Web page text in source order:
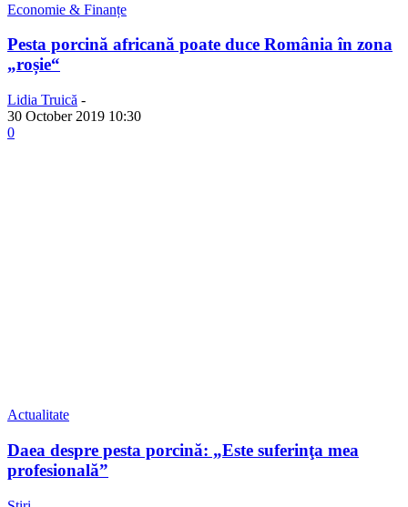
Economie & Finanțe
Pesta porcină africană poate duce România în zona
„roșie“
Lidia Truică -
30 October 2019 10:30
0
Actualitate
Daea despre pesta porcină: „Este suferinţa mea
profesională”